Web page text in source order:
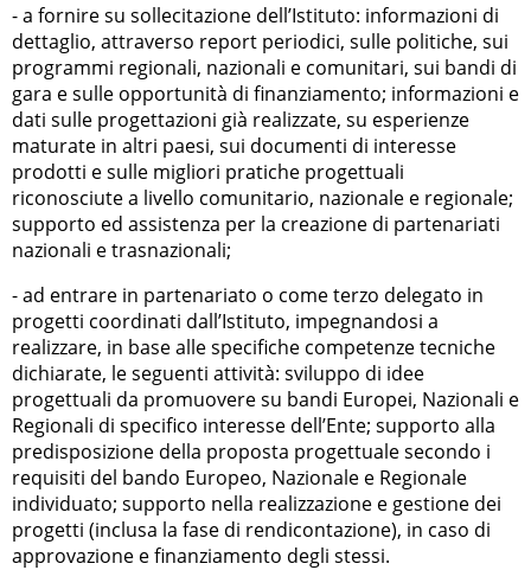
- a fornire su sollecitazione dell’Istituto: informazioni di
dettaglio, attraverso report periodici, sulle politiche, sui
programmi regionali, nazionali e comunitari, sui bandi di
gara e sulle opportunità di finanziamento; informazioni e
dati sulle progettazioni già realizzate, su esperienze
maturate in altri paesi, sui documenti di interesse
prodotti e sulle migliori pratiche progettuali
riconosciute a livello comunitario, nazionale e regionale;
supporto ed assistenza per la creazione di partenariati
nazionali e trasnazionali;
- ad entrare in partenariato o come terzo delegato in
progetti coordinati dall’Istituto, impegnandosi a
realizzare, in base alle specifiche competenze tecniche
dichiarate, le seguenti attività: sviluppo di idee
progettuali da promuovere su bandi Europei, Nazionali e
Regionali di specifico interesse dell’Ente; supporto alla
predisposizione della proposta progettuale secondo i
requisiti del bando Europeo, Nazionale e Regionale
individuato; supporto nella realizzazione e gestione dei
progetti (inclusa la fase di rendicontazione), in caso di
approvazione e finanziamento degli stessi.